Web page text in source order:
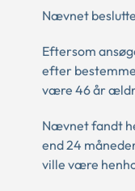
Nævnet
Eftersom
efter
være 46 år
Nævnet fandt
end 24
ville være